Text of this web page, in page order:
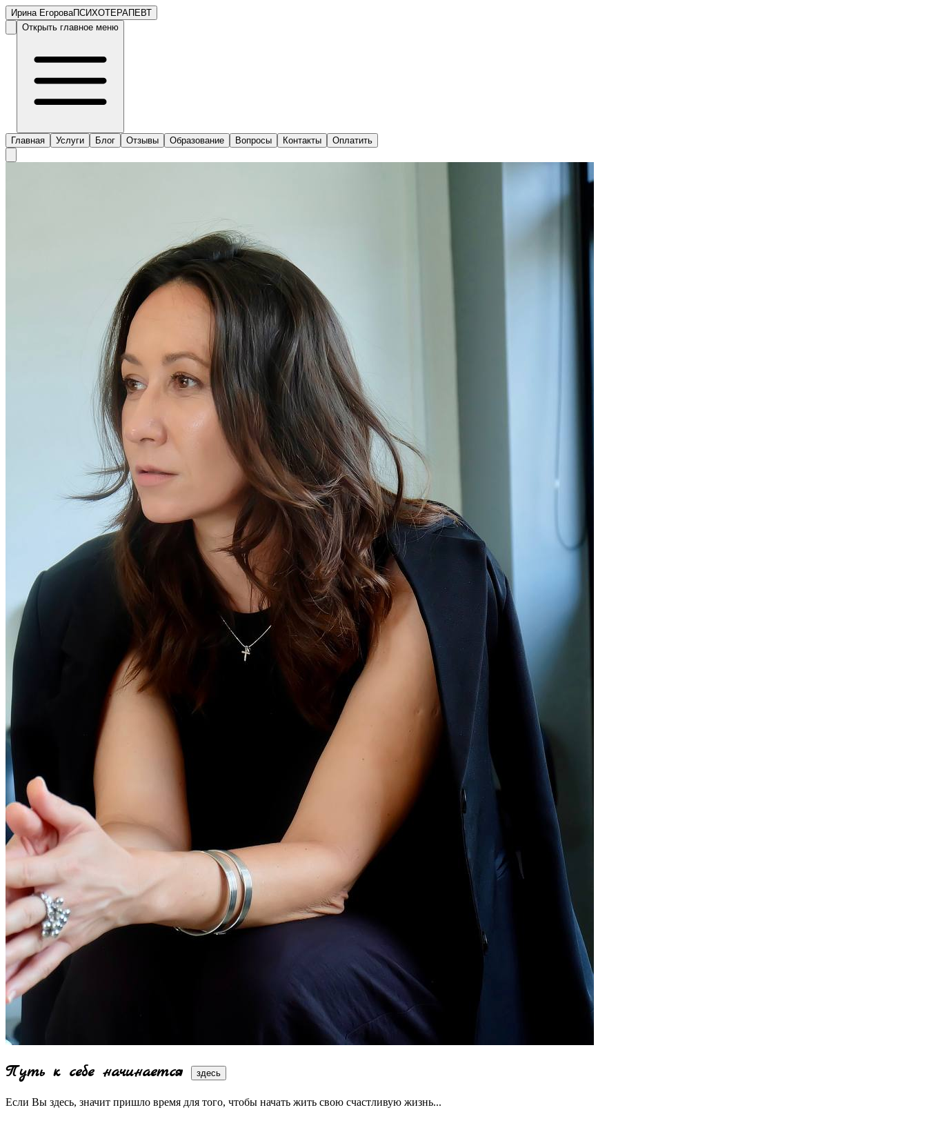
Ирина ЕгороваПСИХОТЕРАПЕВТ
Открыть главное меню
Главная Услуги Блог Отзывы Образование Вопросы Контакты Оплатить
Путь к себе начинается здесь
Если Вы здесь, значит пришло время для того, чтобы начать жить свою счастливую жизнь...